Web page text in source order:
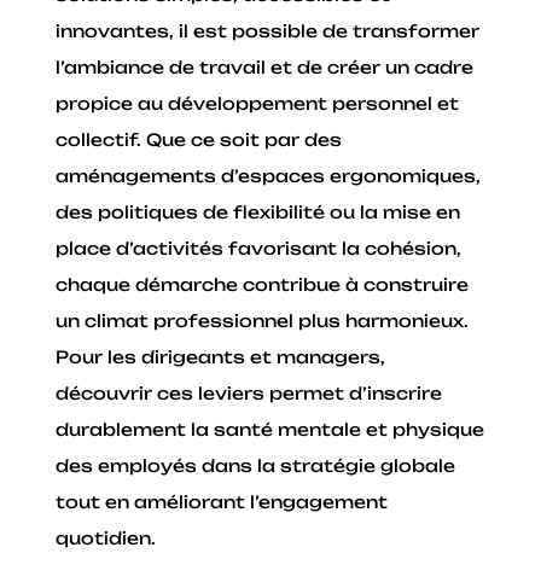
innovantes, il est possible de transformer
l’ambiance de travail et de créer un cadre
propice au développement personnel et
collectif. Que ce soit par des
aménagements d’espaces ergonomiques,
des politiques de flexibilité ou la mise en
place d’activités favorisant la cohésion,
chaque démarche contribue à construire
un climat professionnel plus harmonieux.
Pour les dirigeants et managers,
découvrir ces leviers permet d’inscrire
durablement la santé mentale et physique
des employés dans la stratégie globale
tout en améliorant l’engagement
quotidien.